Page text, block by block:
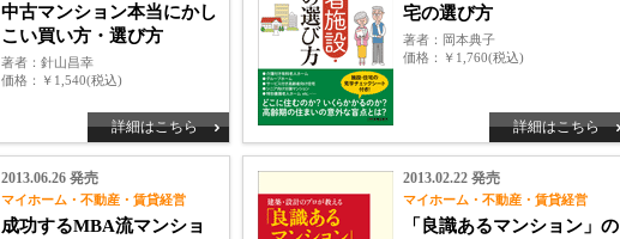
中古マンション本当にかし
こい買い方・選び方
著者
針山昌幸
価格
￥1,540(税込)
詳細はこちら
宅の選び方
著者
岡本典子
価格
￥1,760(税込)
詳細はこちら
2013.06.26 発売
マイホーム・不動産・賃貸経営
成功するMBA流マンショ
2013.02.22 発売
マイホーム・不動産・賃貸経営
「良識あるマンション」の